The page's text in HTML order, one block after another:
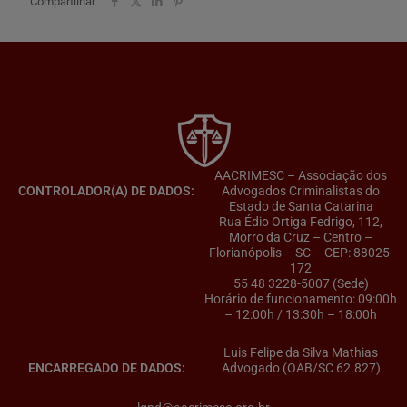
CONTROLADOR(A) DE DADOS:
AACRIMESC – Associação dos
Advogados Criminalistas do
Estado de Santa Catarina
Rua Édio Ortiga Fedrigo, 112,
Morro da Cruz – Centro –
Florianópolis – SC – CEP: 88025-
172
55 48 3228-5007 (Sede)
Horário de funcionamento: 09:00h
– 12:00h / 13:30h – 18:00h
ENCARREGADO DE DADOS:
Luis Felipe da Silva Mathias
Advogado (OAB/SC 62.827)